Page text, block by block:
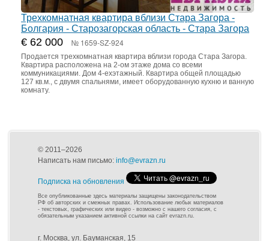
Трехкомнатная квартира вблизи Стара Загора -
Болгария - Старозагорская область - Стара Загора
€ 62 000 № 1659-SZ-924
Продается трехкомнатная квартира вблизи города Стара Загора.
Квартира расположена на 2-ом этаже дома со всеми
коммуникациями. Дом 4-ехэтажный. Квартира общей площадью
127 кв.м., с двумя спальнями, имеет оборудованную кухню и ванную
комнату.
© 2011–2026
Написать нам письмо: info@evrazn.ru
Подписка на обновления
Все опубликованные здесь материалы защищены законодательством
РФ об авторских и смежных правах. Использование любых материалов
- текстовых, графических или видео - возможно с нашего согласия, с
обязательным указанием активной ссылки на сайт evrazn.ru.
г. Москва, ул. Бауманская, 15